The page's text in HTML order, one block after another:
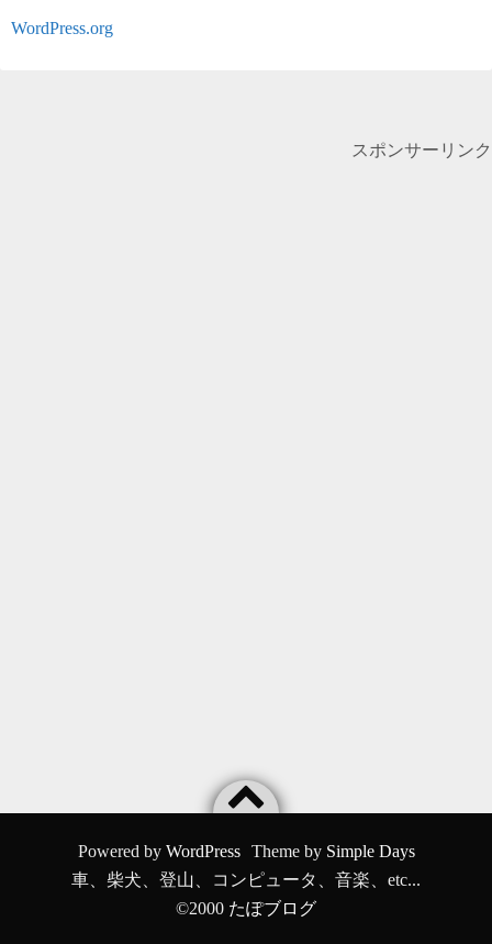
WordPress.org
スポンサーリンク
Powered by WordPress Theme by Simple Days
車、柴犬、登山、コンピュータ、音楽、etc...
©2000 たぽブログ